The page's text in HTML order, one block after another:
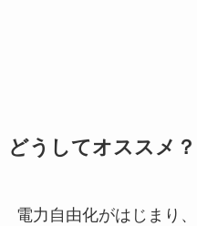
どうしてオススメ
電力自由化がはじまり